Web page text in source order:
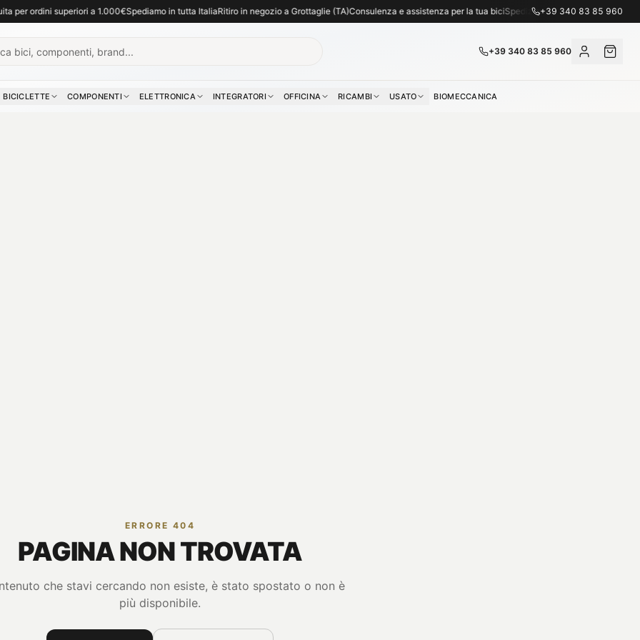
. Per assistenza telefonica: +39 340 83 85 960.
ordini superiori a 1.000€Spediamo in tutta ItaliaRitiro in negozio a Grottaglie (TA)Consulenza e assistenza per la tua biciSpedizione gratuita per ordini superiori
+39 340 83 85 960
+39 340 83 85 960
BICICLETTE COMPONENTI ELETTRONICA INTEGRATORI OFFICINA RICAMBI USATO BIOMECCANICA
ERRORE 404
PAGINA NON TROVATA
che stavi cercando non esiste, è stato spostato o non è
più disponibile.